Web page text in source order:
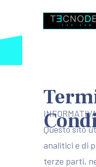
Questo sito
analitici e di
terze parti,